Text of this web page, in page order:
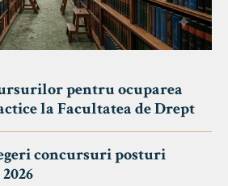
pentru ocuparea
la Facultatea de Drept
concursuri posturi